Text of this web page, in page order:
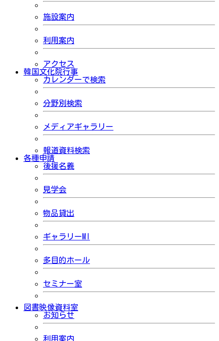
施設案内
利用案内
アクセス
韓国文化院行事
カレンダーで検索
分野別検索
メディアギャラリー
報道資料検索
各種申請
後援名義
見学会
物品貸出
ギャラリーMI
多目的ホール
セミナー室
図書映像資料室
お知らせ
利用案内